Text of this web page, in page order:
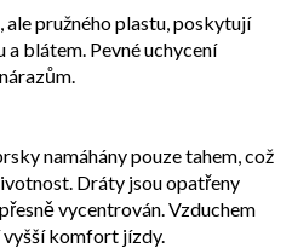
pružného plastu, poskytují
blátem. Pevné uchycení
namáhány pouze tahem, což
Dráty jsou opatřeny
vycentrován. Vzduchem
komfort jízdy.